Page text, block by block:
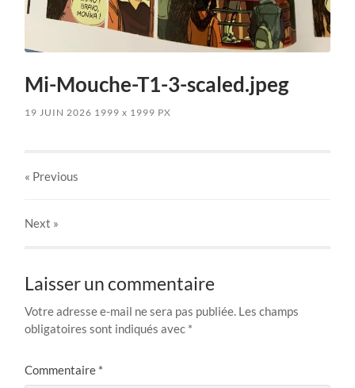
Mi-Mouche-T1-3-scaled.jpeg
19 JUIN 2026 1999x 1999 PX
« Previous
Next »
Laisser un commentaire
Votre adresse e-mail ne sera pas publiée. Les champs
obligatoires sont indiqués avec *
Commentaire *